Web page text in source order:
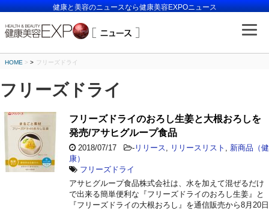
健康と美容のニュースなら健康美容EXPOニュース
HOME > フリーズドライ
フリーズドライ
フリーズドライのおろし生姜と大根おろしを
発売/アサヒグループ食品
2018/07/17 - リリース リリースリスト
新商品（健
康）
フリーズドライ
アサヒグループ食品株式会社は、水を加えて混ぜるだけ
で出来る簡単便利な『フリーズドライのおろし生姜』と
『フリーズドライの大根おろし』を通信販売から8月20日